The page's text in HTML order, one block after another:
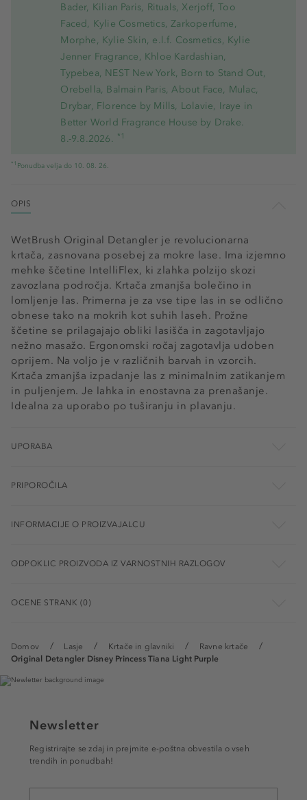
Domov Lasje Krtače in glavniki
Ravne krtače
Original Detangler Disney Princess Tiana Light Purple
Bader, Kilian Paris, Rituals, Xerjoff, Too
Faced, Kylie Cosmetics, Zarkoperfume,
Morphe, Kylie Skin, e.l.f. Cosmetics, Kylie
Jenner Fragrance, Khloe Kardashian,
Typebea, NEST New York, Born to Stand Out,
Orebella, Balmain Paris, About Face, Mulac,
Drybar, Florence by Mills, Lolavie, Iraye in
Better World Fragrance House by Drake.
8.-9.8.2026. *1
*1 Ponudba velja do 10. 08. 26.
OPIS
WetBrush Original Detangler je revolucionarna
krtača, zasnovana posebej za mokre lase. Ima izjemno
mehke ščetine IntelliFlex, ki zlahka polzijo skozi
zavozlana področja. Krtača zmanjša bolečino in
lomljenje las. Primerna je za vse tipe las in se odlično
obnese tako na mokrih kot suhih laseh. Prožne
ščetine se prilagajajo obliki lasišča in zagotavljajo
nežno masažo. Ergonomski ročaj zagotavlja udoben
oprijem. Na voljo je v različnih barvah in vzorcih.
Krtača zmanjša izpadanje las z minimalnim zatikanjem
in puljenjem. Je lahka in enostavna za prenašanje.
Idealna za uporabo po tuširanju in plavanju.
UPORABA
PRIPOROČILA
INFORMACIJE O PROIZVAJALCU
ODPOKLIC PROIZVODA IZ VARNOSTNIH RAZLOGOV
OCENE STRANK (0)
Newsletter
Registrirajte se zdaj in prejmite e-poštna obvestila o vseh
trendih in ponudbah!